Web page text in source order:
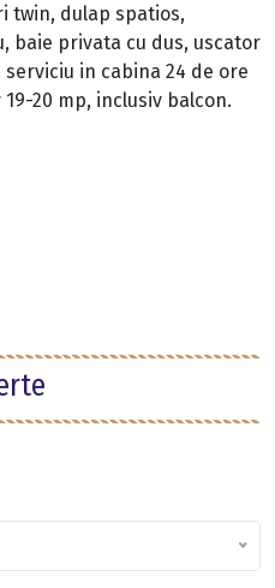
twin, dulap spatios,
baie privata cu dus, uscator
in cabina 24 de ore
20 mp, inclusiv balcon.